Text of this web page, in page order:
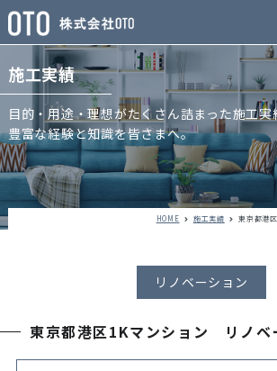
施工実績
目的・用途・理想がたくさん詰まった施工実
豊富な経験と知識を皆さまへ。
HOME 施工実績 東京都港
リノベーション
東京都港区1Kマンション リノベ